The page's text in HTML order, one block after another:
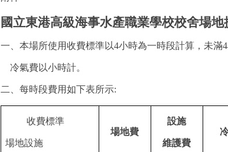
國立東港高級海事水產職業學校校舍場
一、本場所使用收費標準以4小時為一時段計算，未滿4
冷氣費以小時計。
二、每時段費用如下表所示:
收費標準
場地設施
場地費
設施
維護費